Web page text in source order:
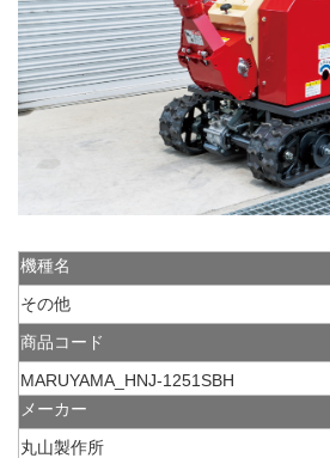
機種名
その他
商品コード
MARUYAMA_HNJ-1251SBH
メーカー
丸山製作所